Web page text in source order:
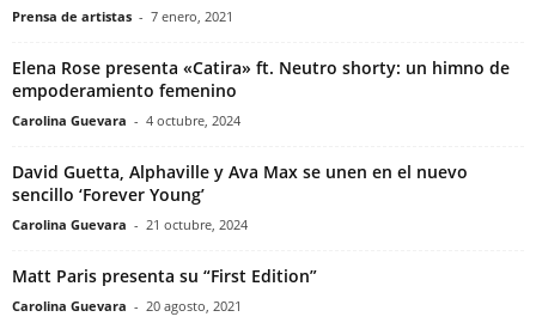
Prensa de artistas - 7 enero, 2021
Elena Rose presenta «Catira» ft. Neutro shorty: un himno de
empoderamiento femenino
Carolina Guevara - 4 octubre, 2024
David Guetta, Alphaville y Ava Max se unen en el nuevo
sencillo ‘Forever Young’
Carolina Guevara - 21 octubre, 2024
Matt Paris presenta su “First Edition”
Carolina Guevara - 20 agosto, 2021